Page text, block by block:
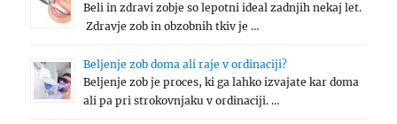
Beli in zdravi zobje so lepotni ideal zadnjih nekaj let.
Zdravje zob in obzobnih tkiv je …
Beljenje zob doma ali raje v ordinaciji?
Beljenje zob je proces, ki ga lahko izvajate kar doma
ali pa pri strokovnjaku v ordinaciji. …